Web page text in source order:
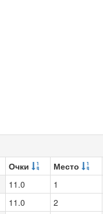
Очки Место
11.0 1
11.0 2